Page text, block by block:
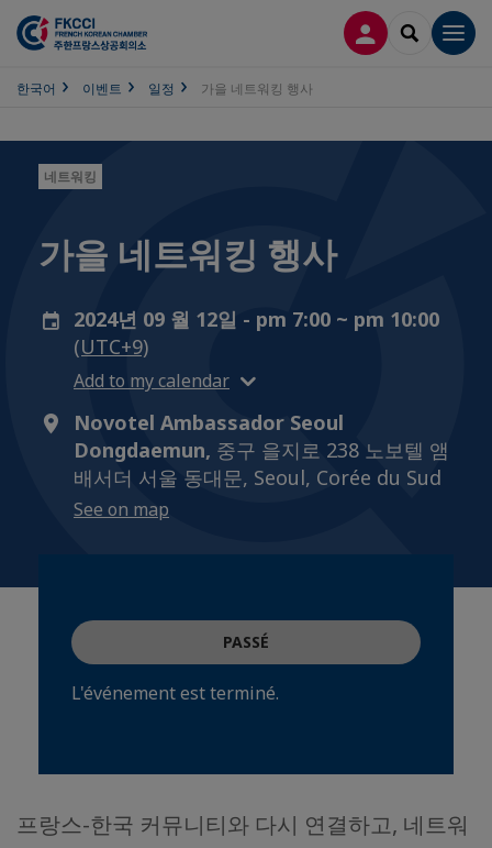
접속 SEARCH
한국어 이벤트 일정 가을 네트워킹 행사
네트워킹
가을 네트워킹 행사
2024년 09 월 12일 - pm 7:00 ~ pm 10:00
(UTC+9)
Add to my calendar
Novotel Ambassador Seoul
Dongdaemun, 중구 을지로 238 노보텔 앰
배서더 서울 동대문, Seoul, Corée du Sud
See on map
PASSÉ
L'événement est terminé.
프랑스-한국 커뮤니티와 다시 연결하고, 네트워